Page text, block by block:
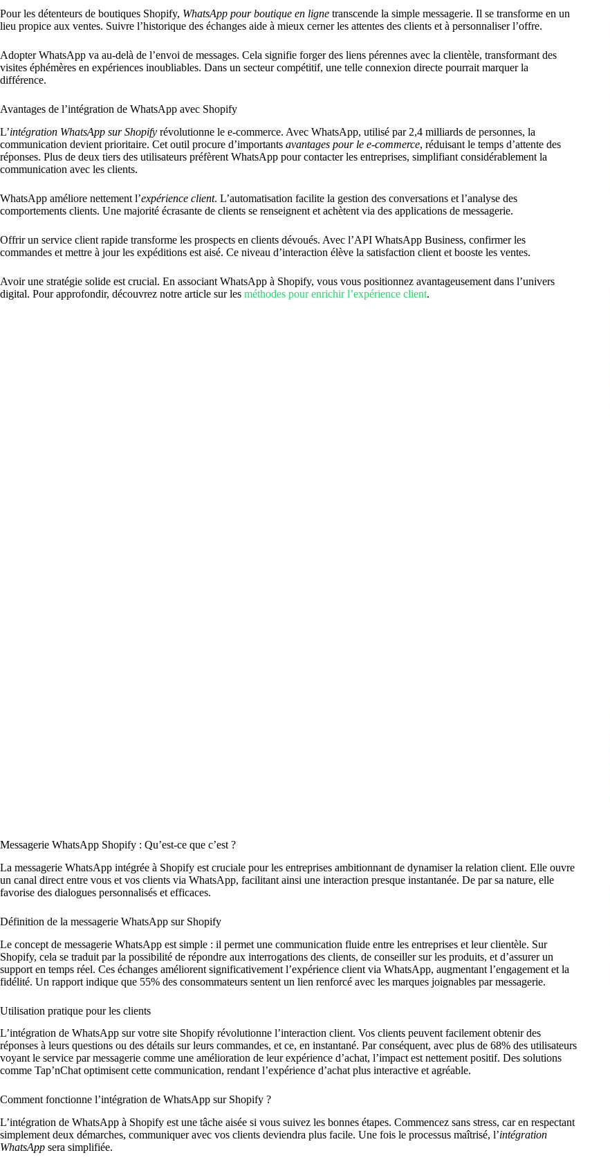
Pour les détenteurs de boutiques Shopify, WhatsApp pour boutique en ligne transcende la simple messagerie. Il se transforme en un
lieu propice aux ventes. Suivre l’historique des échanges aide à mieux cerner les attentes des clients et à personnaliser l’offre.
Adopter WhatsApp va au-delà de l’envoi de messages. Cela signifie forger des liens pérennes avec la clientèle, transformant des
visites éphémères en expériences inoubliables. Dans un secteur compétitif, une telle connexion directe pourrait marquer la
différence.
Avantages de l’intégration de WhatsApp avec Shopify
L’intégration WhatsApp sur Shopify révolutionne le e-commerce. Avec WhatsApp, utilisé par 2,4 milliards de personnes, la
communication devient prioritaire. Cet outil procure d’importants avantages pour le e-commerce, réduisant le temps d’attente des
réponses. Plus de deux tiers des utilisateurs préfèrent WhatsApp pour contacter les entreprises, simplifiant considérablement la
communication avec les clients.
WhatsApp améliore nettement l’expérience client. L’automatisation facilite la gestion des conversations et l’analyse des
comportements clients. Une majorité écrasante de clients se renseignent et achètent via des applications de messagerie.
Offrir un service client rapide transforme les prospects en clients dévoués. Avec l’API WhatsApp Business, confirmer les
commandes et mettre à jour les expéditions est aisé. Ce niveau d’interaction élève la satisfaction client et booste les ventes.
Avoir une stratégie solide est crucial. En associant WhatsApp à Shopify, vous vous positionnez avantageusement dans l’univers
digital. Pour approfondir, découvrez notre article sur les méthodes pour enrichir l’expérience client.
Messagerie WhatsApp Shopify : Qu’est-ce que c’est ?
La messagerie WhatsApp intégrée à Shopify est cruciale pour les entreprises ambitionnant de dynamiser la relation client. Elle ouvre
un canal direct entre vous et vos clients via WhatsApp, facilitant ainsi une interaction presque instantanée. De par sa nature, elle
favorise des dialogues personnalisés et efficaces.
Définition de la messagerie WhatsApp sur Shopify
Le concept de messagerie WhatsApp est simple : il permet une communication fluide entre les entreprises et leur clientèle. Sur
Shopify, cela se traduit par la possibilité de répondre aux interrogations des clients, de conseiller sur les produits, et d’assurer un
support en temps réel. Ces échanges améliorent significativement l’expérience client via WhatsApp, augmentant l’engagement et la
fidélité. Un rapport indique que 55% des consommateurs sentent un lien renforcé avec les marques joignables par messagerie.
Utilisation pratique pour les clients
L’intégration de WhatsApp sur votre site Shopify révolutionne l’interaction client. Vos clients peuvent facilement obtenir des
réponses à leurs questions ou des détails sur leurs commandes, et ce, en instantané. Par conséquent, avec plus de 68% des utilisateurs
voyant le service par messagerie comme une amélioration de leur expérience d’achat, l’impact est nettement positif. Des solutions
comme Tap’nChat optimisent cette communication, rendant l’expérience d’achat plus interactive et agréable.
Comment fonctionne l’intégration de WhatsApp sur Shopify ?
L’intégration de WhatsApp à Shopify est une tâche aisée si vous suivez les bonnes étapes. Commencez sans stress, car en respectant
simplement deux démarches, communiquer avec vos clients deviendra plus facile. Une fois le processus maîtrisé, l’intégration
WhatsApp sera simplifiée.